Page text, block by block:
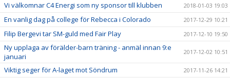
Vi välkomnar C4 Energi som ny sponsor till klubben 2018-01-03 19:03
En vanlig dag på college för Rebecca i Colorado 2017-12-29 10:21
Filip Bergevi tar SM-guld med Fair Play 2017-12-10 19:50
Ny upplaga av förälder-barn träning - anmäl innan 9:e
januari
2017-12-02 10:51
Viktig seger för A-laget mot Söndrum 2017-11-26 14:21